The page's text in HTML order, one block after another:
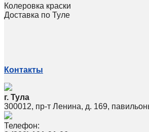
Колеровка краски
Доставка по Туле
Контакты
г. Тула
300012, пр-т Ленина, д. 169,
Телефон: